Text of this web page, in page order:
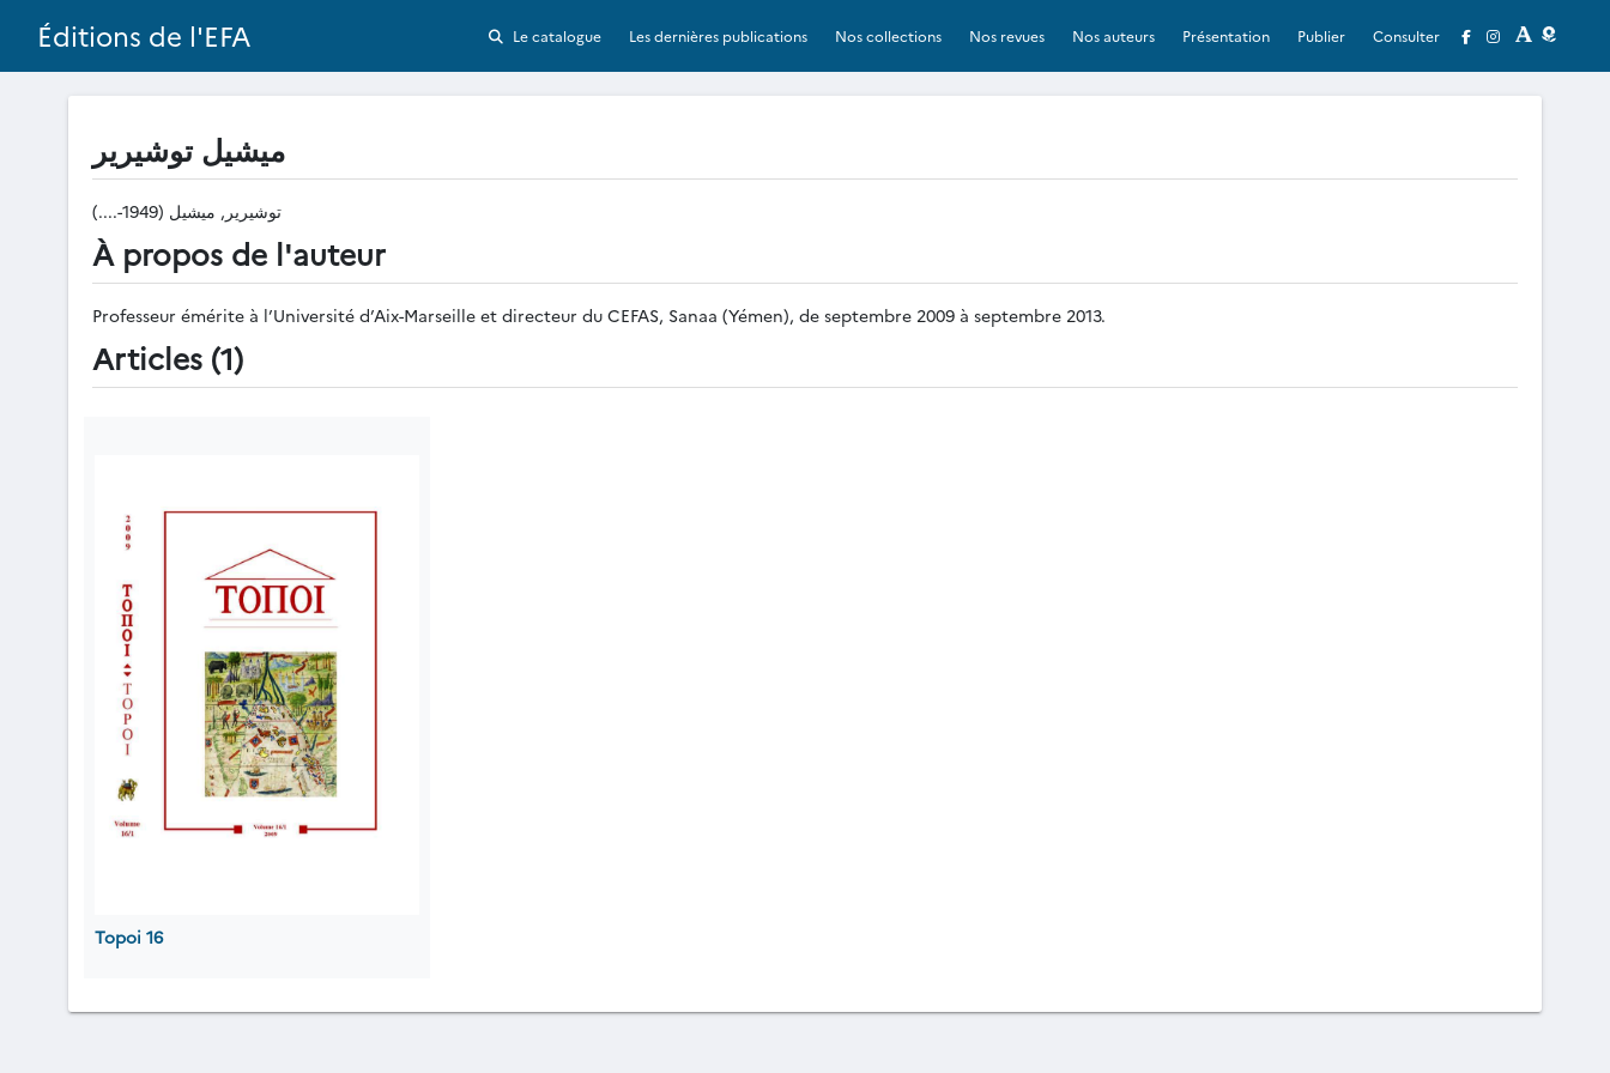
Éditions de l'EFA Le catalogue Les dernières publications Nos collections Nos revues Nos auteurs Présentation Publier Consulter
ميشيل توشيرير
À propos de l'auteur
Professeur émérite à l’Université d’Aix-Marseille et directeur du CEFAS, Sanaa (Yémen), de septembre 2009 à septembre 2013.
Articles (1)
Topoi 16